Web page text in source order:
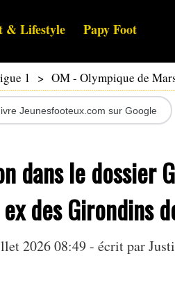
& Lifestyle Papy Foot
1 > OM - Olympique de
Jeunesfooteux.com sur Google
dans le dossier
des Girondins
2026 08:49 - écrit par